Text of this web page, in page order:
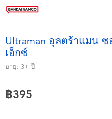
Ultraman อุลตร้าแมน
เอ็กซ์
อายุ: 3+ ปี
฿395